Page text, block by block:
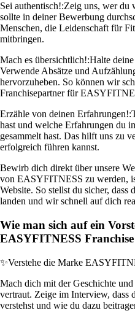
Sei authentisch!:Zeig uns, wer du
sollte in deiner Bewerbung
Menschen, die Leidenschaft für
mitbringen.
Mach es übersichtlich!:Halte
Verwende Absätze und
hervorzuheben. So können wir
Franchisepartner für
Erzähle von deinen Erfahrungen!:
hast und welche Erfahrungen du
gesammelt hast. Das hilft uns zu
erfolgreich führen kannst.
Bewirb dich direkt über unsere
von EASYFITNESS zu werden,
Website. So stellst du sicher,
landen und wir schnell auf dich
Wie man sich auf ein
EASYFITNESS
✨Verstehe die Marke
Mach dich mit der Geschichte
vertraut. Zeige im Interview, dass
verstehst und wie du dazu